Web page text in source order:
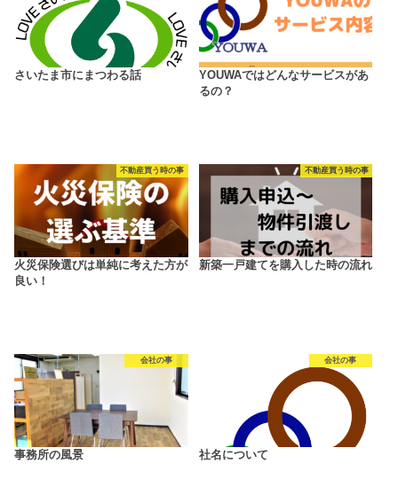
さいたま市にまつわる話
YOUWAではどんなサービスがあ
るの？
不動産買う時の事
火災保険選びは単純に考えた方が
良い！
不動産買う時の事
新築一戸建てを購入した時の流れ
会社の事
事務所の風景
会社の事
社名について